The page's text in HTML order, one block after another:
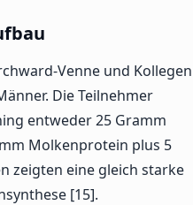
Venne und Kollegen
Die Teilnehmer
entweder 25 Gramm
Molkenprotein plus 5
zeigten eine gleich starke
[15].